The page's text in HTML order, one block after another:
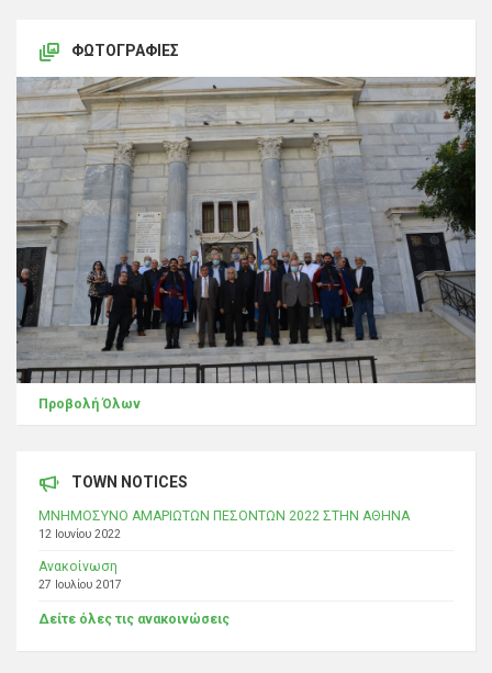
ΦΩΤΟΓΡΑΦΊΕΣ
Προβολή Όλων
TOWN NOTICES
ΜΝΗΜΟΣΥΝΟ ΑΜΑΡΙΩΤΩΝ ΠΕΣΟΝΤΩΝ 2022 ΣΤΗΝ ΑΘΗΝΑ
12 Ιουνίου 2022
Ανακοίνωση
27 Ιουλίου 2017
Δείτε όλες τις ανακοινώσεις